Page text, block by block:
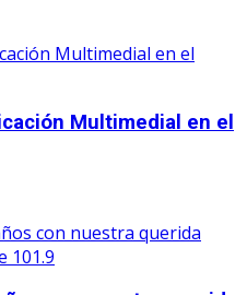
Multimedial en el